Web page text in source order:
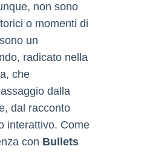
non sono
o momenti di
un
radicato nella
che
dalla
dal racconto
interattivo. Come
con Bullets